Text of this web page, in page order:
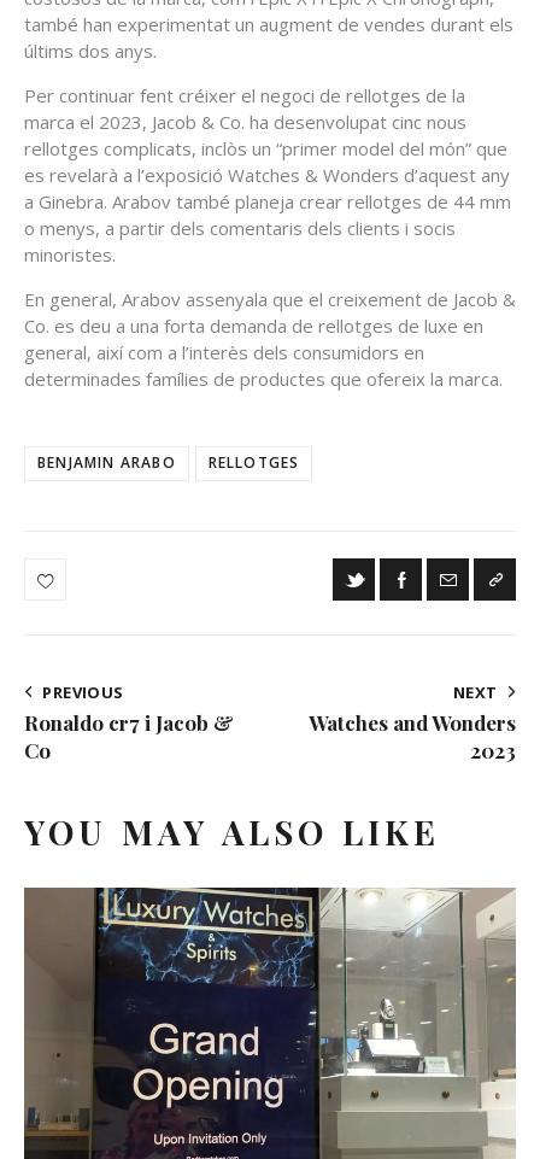
també han experimentat un augment de vendes durant els
últims dos anys.
Per continuar fent créixer el negoci de rellotges de la
marca el 2023, Jacob & Co. ha desenvolupat cinc nous
rellotges complicats, inclòs un “primer model del món” que
es revelarà a l’exposició Watches & Wonders d’aquest any
a Ginebra. Arabov també planeja crear rellotges de 44 mm
o menys, a partir dels comentaris dels clients i socis
minoristes.
En general, Arabov assenyala que el creixement de Jacob &
Co. es deu a una forta demanda de rellotges de luxe en
general, així com a l’interès dels consumidors en
determinades famílies de productes que ofereix la marca.
BENJAMIN ARABO RELLOTGES
PREVIOUS
Ronaldo cr7 i Jacob &
Co
NEXT
Watches and Wonders
2023
YOU MAY ALSO LIKE